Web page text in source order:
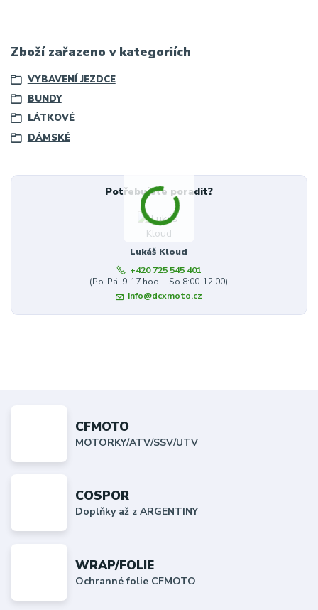
Zboží zařazeno v kategoriích
VYBAVENÍ JEZDCE
BUNDY
LÁTKOVÉ
DÁMSKÉ
Potřebujete poradit?
Lukáš Kloud
+420 725 545 401
(Po-Pá, 9-17 hod. - So 8:00-12:00)
info@dcxmoto.cz
CFMOTO
MOTORKY/ATV/SSV/UTV
COSPOR
Doplňky až z ARGENTINY
WRAP/FOLIE
Ochranné folie CFMOTO